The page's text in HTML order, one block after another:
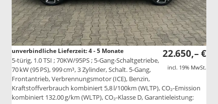
22.650,– €
incl. 19% MwSt.
unverbindliche Lieferzeit: 4 - 5 Monate
5-türig, 1.0 TSI ; 70KW/95PS ; 5-Gang-Schaltgetriebe,
70 kW (95 PS), 999 cm³, 3 Zylinder, Schalt. 5-Gang,
Frontantrieb, Verbrennungsmotor (ICE), Benzin,
Kraftstoffverbrauch kombiniert 5,8 l/100km (WLTP), CO₂-Emission
kombiniert 132.00 g/km (WLTP), CO₂-Klasse D, Garantieleistung: